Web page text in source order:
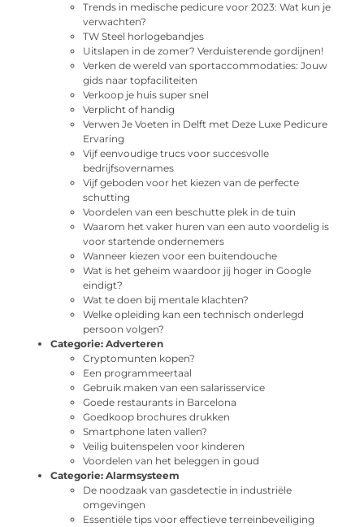
Trends in medische pedicure voor 2023: Wat kun je
verwachten?
TW Steel horlogebandjes
Uitslapen in de zomer? Verduisterende gordijnen!
Verken de wereld van sportaccommodaties: Jouw
gids naar topfaciliteiten
Verkoop je huis super snel
Verplicht of handig
Verwen Je Voeten in Delft met Deze Luxe Pedicure
Ervaring
Vijf eenvoudige trucs voor succesvolle
bedrijfsovernames
Vijf geboden voor het kiezen van de perfecte
schutting
Voordelen van een beschutte plek in de tuin
Waarom het vaker huren van een auto voordelig is
voor startende ondernemers
Wanneer kiezen voor een buitendouche
Wat is het geheim waardoor jij hoger in Google
eindigt?
Wat te doen bij mentale klachten?
Welke opleiding kan een technisch onderlegd
persoon volgen?
Categorie: Adverteren
Cryptomunten kopen?
Een programmeertaal
Gebruik maken van een salarisservice
Goede restaurants in Barcelona
Goedkoop brochures drukken
Smartphone laten vallen?
Veilig buitenspelen voor kinderen
Voordelen van het beleggen in goud
Categorie: Alarmsysteem
De noodzaak van gasdetectie in industriële
omgevingen
Essentiële tips voor effectieve terreinbeveiliging